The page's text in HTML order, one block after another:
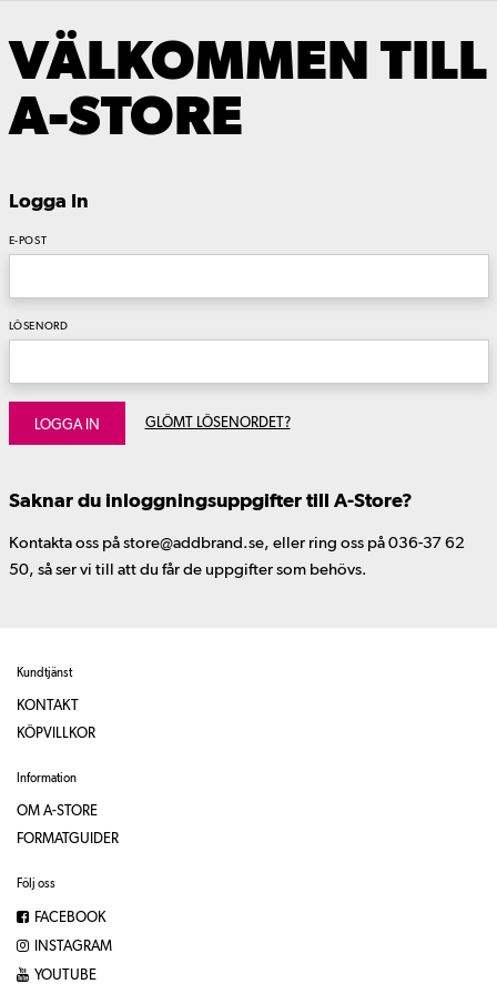
VÄLKOMMEN TILL
A-STORE
Logga In
E-POST
LÖSENORD
LOGGA IN GLÖMT LÖSENORDET?
Saknar du inloggningsuppgifter till A-Store?
Kontakta oss på store@addbrand.se, eller ring oss på 036-37 62
50, så ser vi till att du får de uppgifter som behövs.
Kundtjänst
KONTAKT
KÖPVILLKOR
Information
OM A-STORE
FORMATGUIDER
Följ oss
FACEBOOK
INSTAGRAM
YOUTUBE